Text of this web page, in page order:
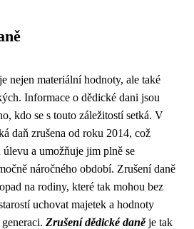
nejen materiální hodnoty, ale také
Informace o dědické dani jsou
kdo se s touto záležitostí setká. V
daň zrušena od roku 2014, což
a umožňuje jim plně se
náročného období. Zrušení daně
na rodiny, které tak mohou bez
uchovat majetek a hodnoty
Zrušení dědické daněje tak